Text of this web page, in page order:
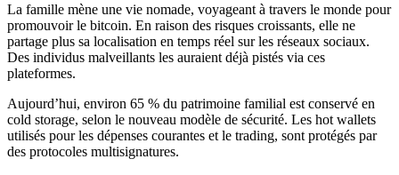
La famille mène une vie nomade, voyageant à travers le monde pour
promouvoir le bitcoin. En raison des risques croissants, elle ne
partage plus sa localisation en temps réel sur les réseaux sociaux.
Des individus malveillants les auraient déjà pistés via ces
plateformes.
Aujourd’hui, environ 65 % du patrimoine familial est conservé en
cold storage, selon le nouveau modèle de sécurité. Les hot wallets
utilisés pour les dépenses courantes et le trading, sont protégés par
des protocoles multisignatures.